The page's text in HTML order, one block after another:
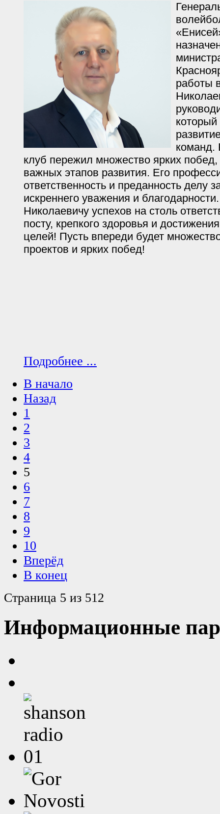
работы
команд.
клуб пережил множество ярких
важных этапов развития. Его
ответственность и преданность делу
искреннего уважения и
Николаевичу успехов на столь
посту, крепкого здоровья и
целей! Пусть впереди будет
проектов и ярких побед!
Подробнее ...
В начало
Назад
1
2
3
4
5
6
7
8
9
10
Вперёд
В конец
Страница 5 из 512
Информационные